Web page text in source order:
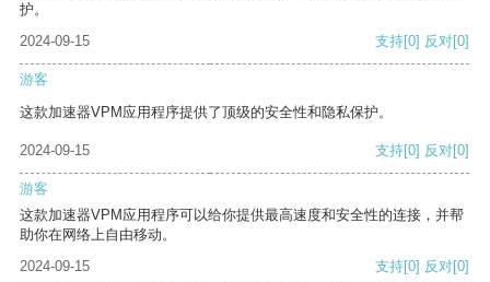
护。
2024-09-15
支持[0] 反对[0]
游客
这款加速器VPM应用程序提供了顶级的安全性和隐私保护。
2024-09-15 支持[0] 反对[0]
游客
这款加速器VPM应用程序可以给你提供最高速度和安全性的连接，并帮
助你在网络上自由移动。
2024-09-15
支持[0] 反对[0]